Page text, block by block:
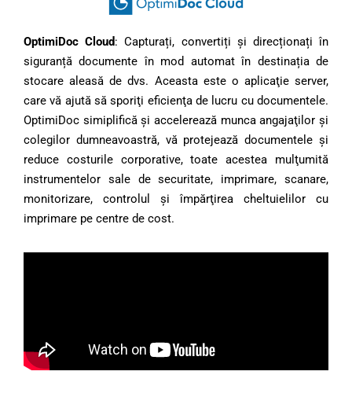
OptimiDoc Cloud: Capturați, convertiți și direcționați în
siguranță documente în mod automat în destinația de
stocare aleasă de dvs. Aceasta este o aplicaţie server,
care vă ajută să sporiţi eficienţa de lucru cu documentele.
OptimiDoc simiplifică şi accelerează munca angajaţilor şi
colegilor dumneavoastră, vă protejează documentele şi
reduce costurile corporative, toate acestea mulţumită
instrumentelor sale de securitate, imprimare, scanare,
monitorizare, controlul şi împărţirea cheltuielilor cu
imprimare pe centre de cost.